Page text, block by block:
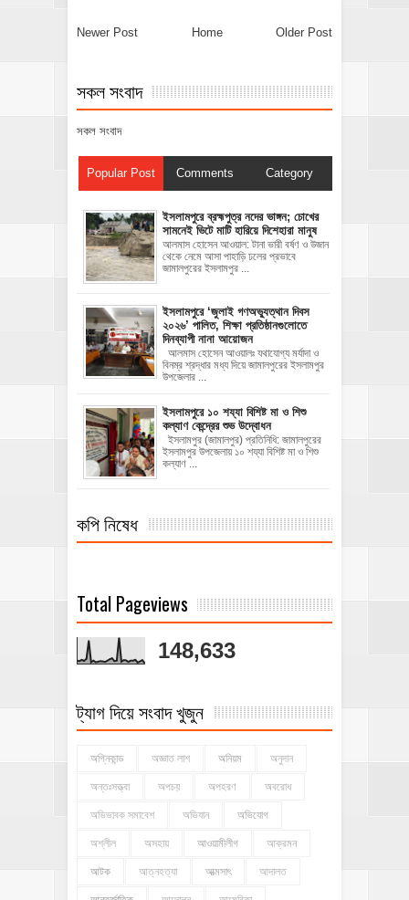
Newer Post Older Post
Home
সকল সংবাদ
সকল সংবাদ
Popular Post Comments Category
ইসলামপুরে ব্রহ্মপুত্র নদের ভাঙ্গন; চোখের
সামনেই ভিটে মাটি হারিয়ে দিশেহারা মানুষ
আলমাস হোসেন আওয়াল: টানা ভারী বর্ষণ ও উজান
থেকে নেমে আসা পাহাড়ি ঢলের প্রভাবে
জামালপুরের ইসলামপুর ...
‎ইসলামপুরে ‘জুলাই গণঅভ্যুত্থান দিবস
২০২৬’ পালিত, শিক্ষা প্রতিষ্ঠানগুলোতে
দিনব্যাপী নানা আয়োজন
‎​আলমাস হোসেন আওয়ালঃ‎ ‎​যথাযোগ্য মর্যাদা ও
বিনম্র শ্রদ্ধার মধ্য দিয়ে জামালপুরের ইসলামপুর
উপজেলার ...
ইসলামপুরে ১০ শয্যা বিশিষ্ট মা ও শিশু
কল্যাণ কেন্দ্রের শুভ উদ্বোধন
ইসলামপুর (জামালপুর) প্রতিনিধি: জামালপুরের
ইসলামপুর উপজেলায় ১০ শয্যা বিশিষ্ট মা ও শিশু
কল্যাণ ...
কপি নিষেধ
Total Pageviews
148,633
ট্যাগ দিয়ে সংবাদ খুজুন
অগ্নিকান্ড অজ্ঞাত লাশ অনিয়ম অনুদান
অন্তঃসত্ত্বা অপচয় অপহরণ অবরোধ
অভিভাবক সমাবেশ অভিযান অভিযোগ
অশ্লীল অসহায় আওয়ামীলীগ আক্রমন
আটক আত্নহত্যা আত্মসাৎ আদালত